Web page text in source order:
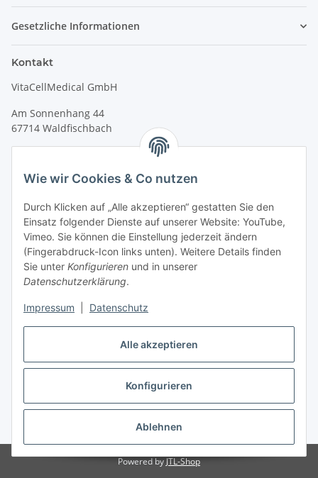
Alle akzeptieren
Konfigurieren
Ablehnen
Wie wir Cookies & Co nutzen
Durch Klicken auf „Alle akzeptieren“ gestatten Sie den
Einsatz folgender Dienste auf unserer Website: YouTube,
Vimeo. Sie können die Einstellung jederzeit ändern
(Fingerabdruck-Icon links unten). Weitere Details finden
Sie unter Konfigurieren und in unserer
Datenschutzerklärung.
Impressum Datenschutz
Gesetzliche Informationen
Kontakt
VitaCellMedical GmbH
Am Sonnenhang 44
67714 Waldfischbach
info@vitacellmedical.com
Erreichbarkeit
Mo – Fr 08:00 Uhr – 17:00 Uhr
Außerhalb dieser Zeit unterinfo@vitacellmedical.com
Sie möchten, dass wir Sie besuchen?
Ihre Terminvorschläge >>>
Vertrag widerrufen
Vertrag widerrufen
* Alle Preise inkl. gesetzlicher USt., zzgl.Versand
Powered byJTL-Shop